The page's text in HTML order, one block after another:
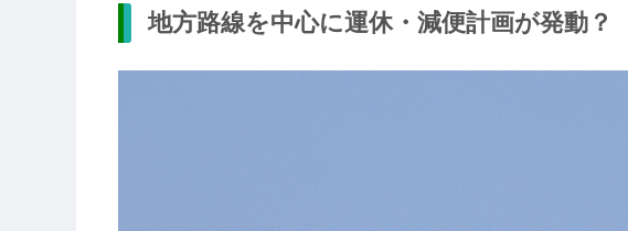
地方路線を中心に運休・減便計画が発動？